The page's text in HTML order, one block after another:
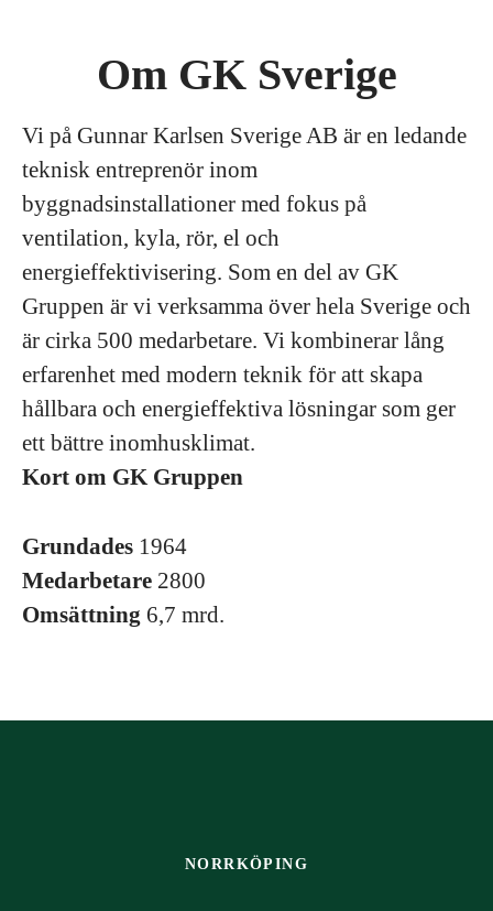
Om GK Sverige
Vi på Gunnar Karlsen Sverige AB är en ledande
teknisk entreprenör inom
byggnadsinstallationer med fokus på
ventilation, kyla, rör, el och
energieffektivisering. Som en del av GK
Gruppen är vi verksamma över hela Sverige och
är cirka 500 medarbetare. Vi kombinerar lång
erfarenhet med modern teknik för att skapa
hållbara och energieffektiva lösningar som ger
ett bättre inomhusklimat.
Kort om GK Gruppen
Grundades 1964
Medarbetare 2800
Omsättning 6,7 mrd.
NORRKÖPING